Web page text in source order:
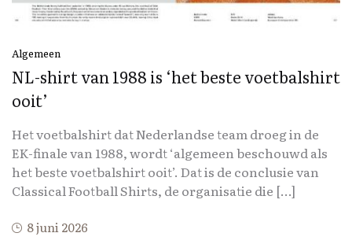
Algemeen
NL-shirt van 1988 is ‘het beste voetbalshirt
ooit’
Het voetbalshirt dat Nederlandse team droeg in de
EK-finale van 1988, wordt ‘algemeen beschouwd als
het beste voetbalshirt ooit’. Dat is de conclusie van
Classical Football Shirts, de organisatie die […]
8 juni 2026